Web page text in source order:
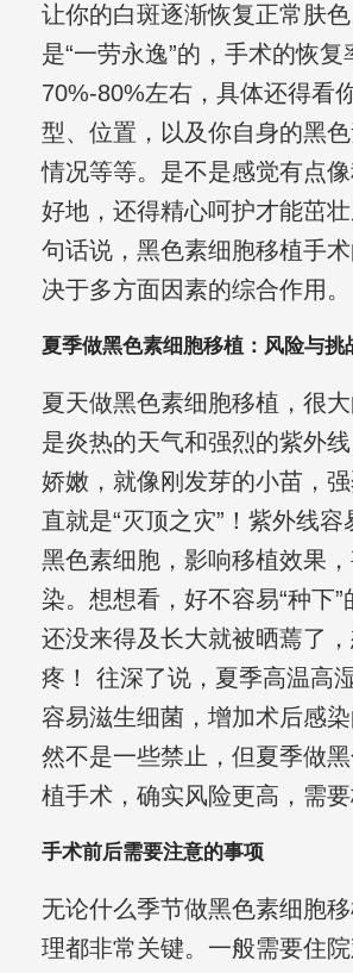
让你的白斑逐渐恢复正常肤
是“一劳永逸”的，手术的恢复
70%-80%左右，具体还得看
型、位置，以及你自身的黑
情况等等。是不是感觉有点
好地，还得精心呵护才能茁
句话说，黑色素细胞移植手
决于多方面因素的综合作用。
夏季做黑色素细胞移植：风险与挑
夏天做黑色素细胞移植，很
是炎热的天气和强烈的紫外
娇嫩，就像刚发芽的小苗，
直就是“灭顶之灾”！紫外线
黑色素细胞，影响移植效果
染。想想看，好不容易“种下”
还没来得及长大就被晒蔫了
疼！ 往深了说，夏季高温高
容易滋生细菌，增加术后感
然不是一些禁止，但夏季做
植手术，确实风险更高，需要
手术前后需要注意的事项
无论什么季节做黑色素细胞
理都非常关键。一般需要住